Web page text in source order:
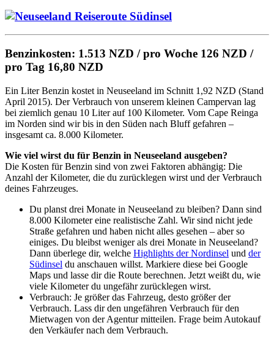
Benzinkosten: 1.513 NZD / pro Woche 126 NZD /
pro Tag 16,80 NZD
Ein Liter Benzin kostet in Neuseeland im Schnitt 1,92 NZD (Stand
April 2015). Der Verbrauch von unserem kleinen Campervan lag
bei ziemlich genau 10 Liter auf 100 Kilometer. Vom Cape Reinga
im Norden sind wir bis in den Süden nach Bluff gefahren –
insgesamt ca. 8.000 Kilometer.
Wie viel wirst du für Benzin in Neuseeland ausgeben?
Die Kosten für Benzin sind von zwei Faktoren abhängig: Die
Anzahl der Kilometer, die du zurücklegen wirst und der Verbrauch
deines Fahrzeuges.
Du planst drei Monate in Neuseeland zu bleiben? Dann sind
8.000 Kilometer eine realistische Zahl. Wir sind nicht jede
Straße gefahren und haben nicht alles gesehen – aber so
einiges. Du bleibst weniger als drei Monate in Neuseeland?
Dann überlege dir, welche Highlights der Nordinsel und der
Südinsel du anschauen willst. Markiere diese bei Google
Maps und lasse dir die Route berechnen. Jetzt weißt du, wie
viele Kilometer du ungefähr zurücklegen wirst.
Verbrauch: Je größer das Fahrzeug, desto größer der
Verbrauch. Lass dir den ungefähren Verbrauch für den
Mietwagen von der Agentur mitteilen. Frage beim Autokauf
den Verkäufer nach dem Verbrauch.